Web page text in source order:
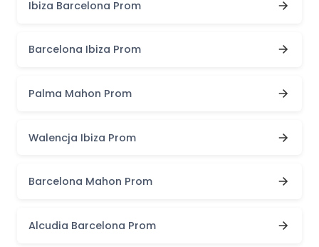
Ibiza Barcelona Prom
Barcelona Ibiza Prom
Palma Mahon Prom
Walencja Ibiza Prom
Barcelona Mahon Prom
Alcudia Barcelona Prom